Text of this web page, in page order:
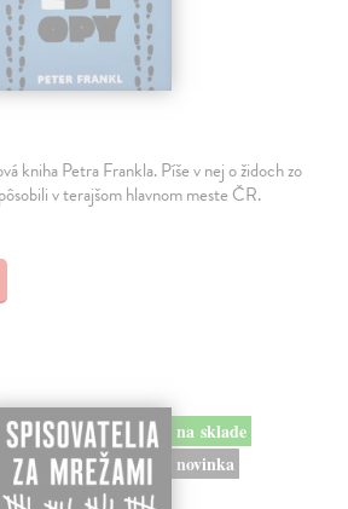
kniha Petra Frankla. Píše v nej o židoch zo
v terajšom hlavnom meste ČR.
na sklade
novinka